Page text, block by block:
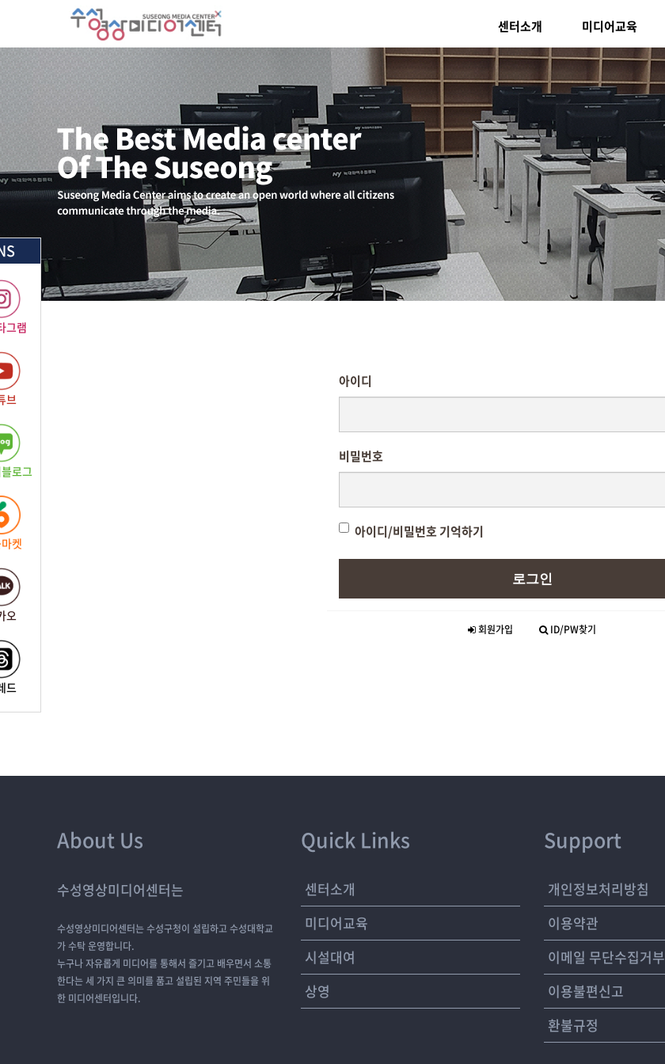
그램
브
로그
켓
오
드
센터소개 미디어교육
아이디
비밀번호
아이디/비밀번호 기억하기
로그인
회원가입 ID/PW찾기
About Us
수성영상미디어센터는
수성영상미디어센터는 수성구청이 설립하고 수성대학교
가 수탁 운영합니다.
누구나 자유롭게 미디어를 통해서 즐기고 배우면서 소통
한다는 세 가지 큰 의미를 품고 설립된 지역 주민들을 위
한 미디어센터입니다.
Quick Links
센터소개
미디어교육
시설대여
상영
Support
개인정보처리방침
이용약관
이메일 무단수집거부
이용불편신고
환불규정